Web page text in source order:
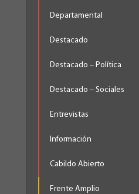
Departamental
Destacado
Destacado – Política
Destacado – Sociales
Entrevistas
Información
Cabildo Abierto
Frente Amplio